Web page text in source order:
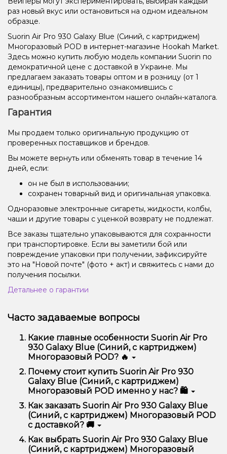
раз новый вкус или остановиться на одном идеальном
образце.
Suorin Air Pro 930 Galaxy Blue (Синий, с картриджем)
Многоразовый POD в интернет-магазине Hookah Market.
Здесь можно купить любую модель компании Suorin по
демократичной цене с доставкой в Украине. Мы
предлагаем заказать товары оптом и в розницу (от 1
единицы), предварительно ознакомившись с
разнообразным ассортиментом нашего онлайн-каталога.
Гарантия
Мы продаем только оригинальную продукцию от
проверенных поставщиков и брендов.
Вы можете вернуть или обменять товар в течение 14
дней, если:
он не был в использовании;
сохранен товарный вид и оригинальная упаковка.
Одноразовые электронные сигареты, жидкости, колбы,
чаши и другие товары с уценкой возврату не подлежат.
Все заказы тщательно упаковываются для сохранности
при транспортировке. Если вы заметили бой или
повреждение упаковки при получении, зафиксируйте
это на "Новой почте" (фото + акт) и свяжитесь с нами до
получения посылки.
Детальнее о гарантии
Часто задаваемые вопросы
Какие главные особенности Suorin Air Pro
930 Galaxy Blue (Синий, с картриджем)
Многоразовый POD? 🔥
Suorin Air Pro 930 Galaxy Blue (Синий, с
картриджем) Многоразовый POD отличается
высоким качеством, удобством использования и
надежностью.
Почему стоит купить Suorin Air Pro 930
Galaxy Blue (Синий, с картриджем)
Многоразовый POD именно у нас? 🛍️
Мы предлагаем только оригинальную продукцию,
широкий ассортимент, выгодные цены и быструю
доставку. Кроме того, у нас регулярные акции и
скидки для клиентов!
Как заказать Suorin Air Pro 930 Galaxy Blue
(Синий, с картриджем) Многоразовый POD
с доставкой? 🚚
Оформить заказ можно в несколько кликов:
Добавьте Suorin Air Pro 930 Galaxy Blue
Как выбрать Suorin Air Pro 930 Galaxy Blue
(Синий, с картриджем) Многоразовый